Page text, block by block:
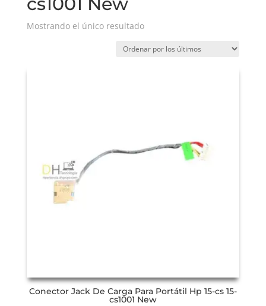
Mostrando el único resultado
Conector Jack De Carga Para Portátil Hp 15-cs 15-
cs1001 New